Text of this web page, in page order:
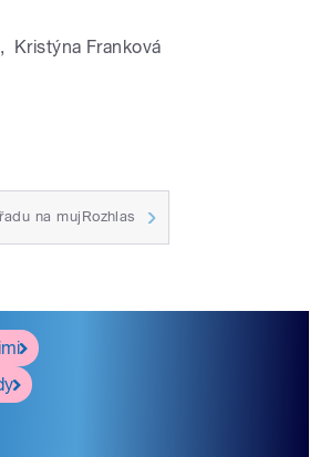
, Kristýna Franková
na mujRozhlas